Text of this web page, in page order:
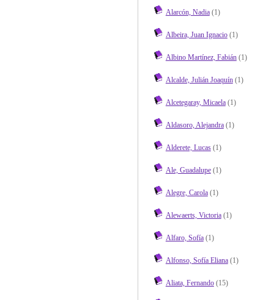
Alarcón, Nadia(1)
Albeira, Juan Ignacio(1)
Albino Martínez, Fabián(1)
Alcalde, Julián Joaquín(1)
Alcetegaray, Micaela(1)
Aldasoro, Alejandra(1)
Alderete, Lucas(1)
Ale, Guadalupe(1)
Alegre, Carola(1)
Alewaerts, Victoria(1)
Alfaro, Sofía(1)
Alfonso, Sofía Eliana(1)
Aliata, Fernando(15)